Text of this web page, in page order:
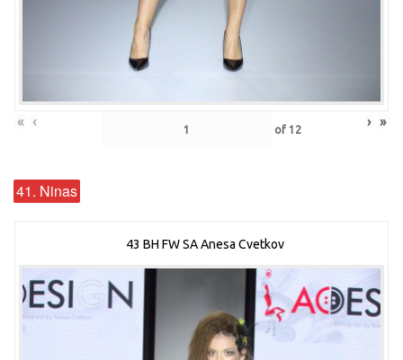
« ‹ of 12 › »
41. Ninas
43 BH FW SA Anesa Cvetkov